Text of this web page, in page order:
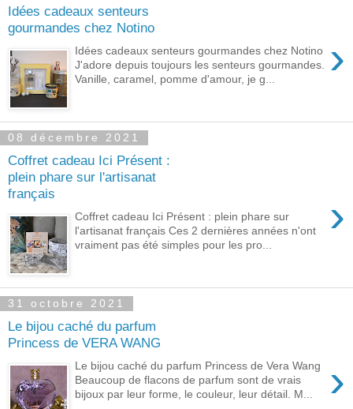
Idées cadeaux senteurs
gourmandes chez Notino
›
Idées cadeaux senteurs gourmandes chez Notino
J'adore depuis toujours les senteurs gourmandes.
Vanille, caramel, pomme d'amour, je g...
08 décembre 2021
Coffret cadeau Ici Présent :
plein phare sur l'artisanat
français
›
Coffret cadeau Ici Présent : plein phare sur
l'artisanat français Ces 2 dernières années n'ont
vraiment pas été simples pour les pro...
31 octobre 2021
Le bijou caché du parfum
Princess de VERA WANG
›
Le bijou caché du parfum Princess de Vera Wang
Beaucoup de flacons de parfum sont de vrais
bijoux par leur forme, le couleur, leur détail. M...